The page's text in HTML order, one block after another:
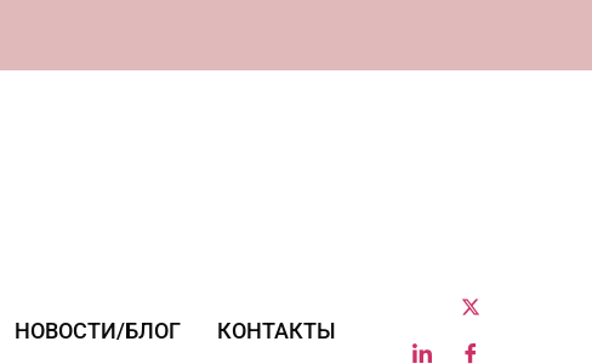
| Fornecedor Global Confiável | Becoda Lash:
НОВОСТИ/БЛОГ
КОНТАКТЫ